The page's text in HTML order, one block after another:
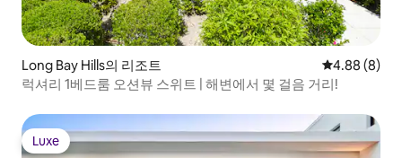
Long Bay Hills의 리조트 평점 4.88점
4.88 (8)
럭셔리 1베드룸 오션뷰 스위트 | 해변에서 몇 걸음 거리!
Luxe
Luxe